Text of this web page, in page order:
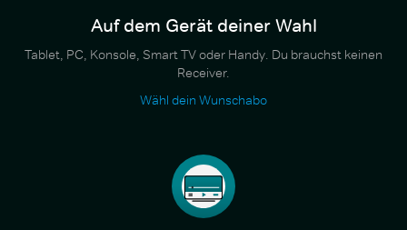
Auf dem Gerät deiner Wahl
Tablet, PC, Konsole, Smart TV oder Handy. Du brauchst keinen
Receiver.
Wähl dein Wunschabo